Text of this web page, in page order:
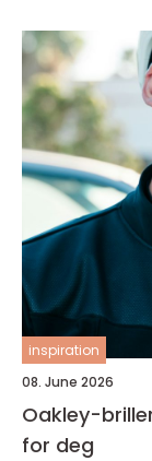
inspiration
08. June 2026
Oakley-
for deg